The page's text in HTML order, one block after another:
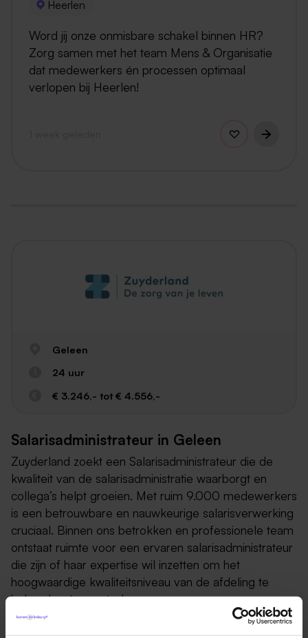
Heerlen
Word jij onze onmisbare schakel binnen HR?
Zorg samen met het team Mens & Organisatie
dat medewerkers én processen optimaal
verlopen bij Heerlen!
Geleen
24 uur
€ 3.246,- tot € 4.556,-
Salarisadministrateur in Geleen
Zuyderland zoekt een Salarisadministrateur die de
kwaliteit van de salarisadministratie waarborgt en
collega’s helpt groeien. Met ruim 9.000 medewerkers
is een betrouwbare en nauwkeurige salarisverwerking
cruciaal. Binnen ons betrokken en professionele team
ontstaat ruimte voor een ervaren salarisadministrateur
die zijn of haar expertise wil inzetten om het
hoogwaardige kwaliteitsniveau van de afdeling te
behouden én versterken.
Wat ga je doen?Als Salarisadministrateur bij